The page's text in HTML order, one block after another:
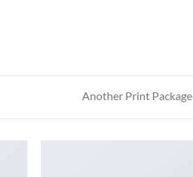
Another Print Package